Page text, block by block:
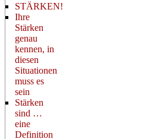
STÄRKEN!
Ihre
Stärken
genau
kennen, in
diesen
Situationen
muss es
sein
Stärken
sind …
eine
Definition